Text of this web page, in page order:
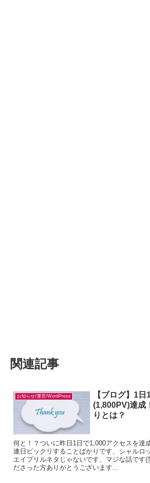
関連記事
お知らせ/運営/WordPress
【ブログ】1
(1,800PV)達成
りとは？
何と！？ついに昨日1日で1,000アクセスを達
連日ビックリすることばかりです、シャルロ
エイプリルネタじゃないです、マジな話です(
ださった方ありがとうございます...